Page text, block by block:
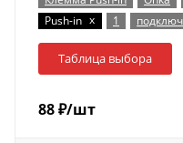
Push-in x 1
Таблица выбора
88₽/шт